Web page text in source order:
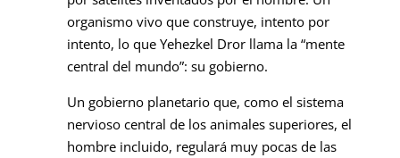
organismo vivo que construye, intento por
intento, lo que Yehezkel Dror llama la “mente
central del mundo”: su gobierno.
Un gobierno planetario que, como el sistema
nervioso central de los animales superiores, el
hombre incluido, regulará muy pocas de las